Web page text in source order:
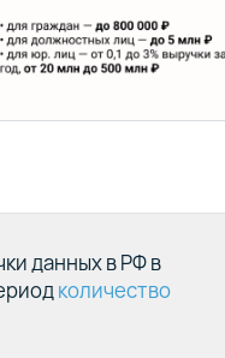
данных в РФ в
количество